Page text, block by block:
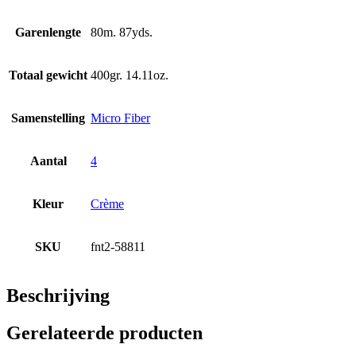
Garenlengte 80m. 87yds.
Totaal gewicht 400gr. 14.11oz.
Samenstelling Micro Fiber
Aantal 4
Kleur Crème
SKU fnt2-58811
Beschrijving
Gerelateerde producten